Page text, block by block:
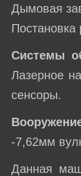
Дымовая
Системы
Лазерное
сенсоры.
-7,62мм
Данная